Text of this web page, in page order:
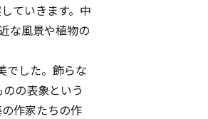
ていきます。中
な風景や植物の
でした。飾らな
の表象という
作家たちの作